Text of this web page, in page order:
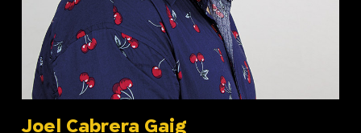
Joel Cabrera Gaig